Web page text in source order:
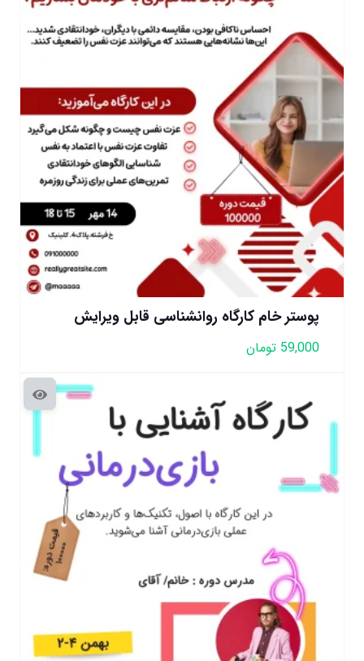
پوستر خام کارگاه روانشناسی قابل ویرایش
59,000 تومان